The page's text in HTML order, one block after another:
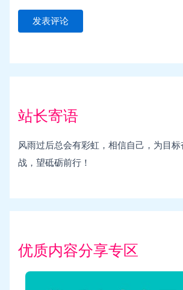
站长寄语
风雨过后总会有彩虹，相信自己，为目
战，望砥砺前行！
优质内容分享专区